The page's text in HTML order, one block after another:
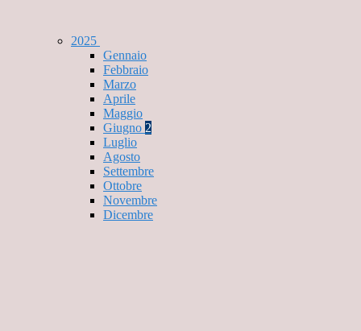
2025
Gennaio
Febbraio
Marzo
Aprile
Maggio
Giugno 2
Luglio
Agosto
Settembre
Ottobre
Novembre
Dicembre